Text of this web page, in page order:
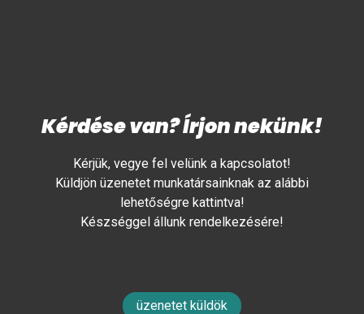
Kérdése van? Írjon nekünk!
Kérjük, vegye fel velünk a kapcsolatot!
Küldjön üzenetet munkatársainknak az alábbi
lehetőségre kattintva!
Készséggel állunk rendelkezésére!
üzenetet küldök